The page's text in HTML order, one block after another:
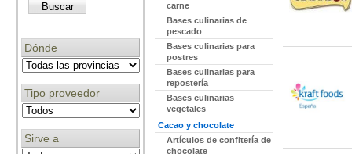
Dónde
Tipo proveedor
Sirve a
carne
Bases culinarias de
pescado
Bases culinarias para
postres
Bases culinarias para
repostería
Bases culinarias
vegetales
Cacao y chocolate
Artículos de confitería de
chocolate